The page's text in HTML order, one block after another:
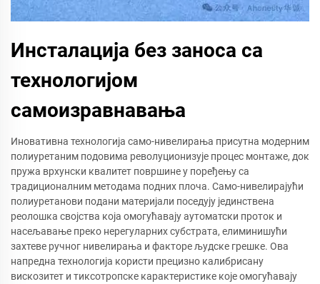
Инсталација без заноса са
технологијом
самоизравнавања
Иновативна технологија само-нивелирања присутна модерним
полиуретаним подовима револуционизује процес монтаже, док
пружа врхунски квалитет површине у поређењу са
традиционалним методама подних плоча. Само-нивелирајући
полиуретанови подани материјали поседују јединствена
реолошка својства која омогућавају аутоматски проток и
насељавање преко нерегуларних субстрата, елиминишући
захтеве ручног нивелирања и факторе људске грешке. Ова
напредна технологија користи прецизно калибрисану
вискозитет и тиксотропске карактеристике које омогућавају